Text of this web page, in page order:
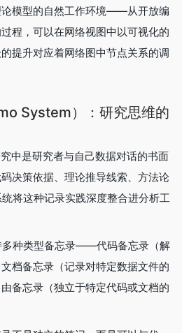
论模型的自然工作环境——从开放编
程，可以在网络视图中以可视化的
提升对应着网络图中节点关系的调
System）：研究思维的
中是研究者与自己数据对话的书面
决策依据、理论推导线索、方法论
将这种记录实践深度整合进分析工
多种类型备忘录——代码备忘录（解
档备忘录（记录对特定数据文件的
备忘录（独立于特定代码或文档的